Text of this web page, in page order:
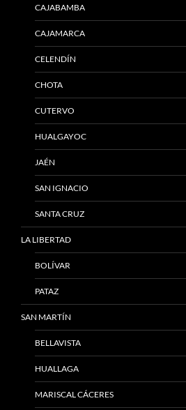
CAJABAMBA
CAJAMARCA
CELENDÍN
CHOTA
CUTERVO
HUALGAYOC
JAÉN
SAN IGNACIO
SANTA CRUZ
LA LIBERTAD
BOLÍVAR
PATAZ
SAN MARTÍN
BELLAVISTA
HUALLAGA
MARISCAL CÁCERES